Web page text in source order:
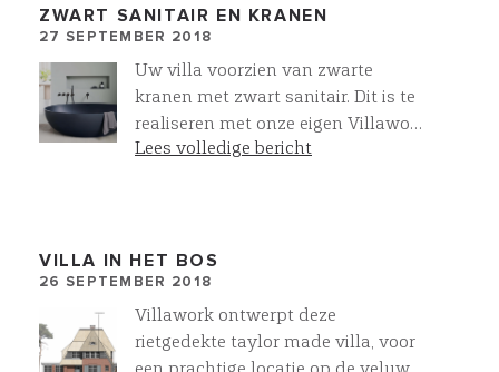
materialen en technieken.Start
verkoop op 15 december van 11.00
uur tot 14.00 uur in het
Informatiecentrum Kerckebosch in
Zeist . Meer info ? Meldt u aan op
info@mod-invest.eu en u ontvangt
ZWART SANITAIR EN KRANEN
27 SEPTEMBER 2018
Uw villa voorzien van zwarte
kranen met zwart sanitair. Dit is te
realiseren met onze eigen Villawork
collectie
Lees volledige bericht
VILLA IN HET BOS
26 SEPTEMBER 2018
Villawork ontwerpt deze
rietgedekte taylor made villa, voor